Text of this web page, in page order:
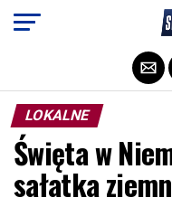
LOKALNE
Święta w
sałatka
Exit